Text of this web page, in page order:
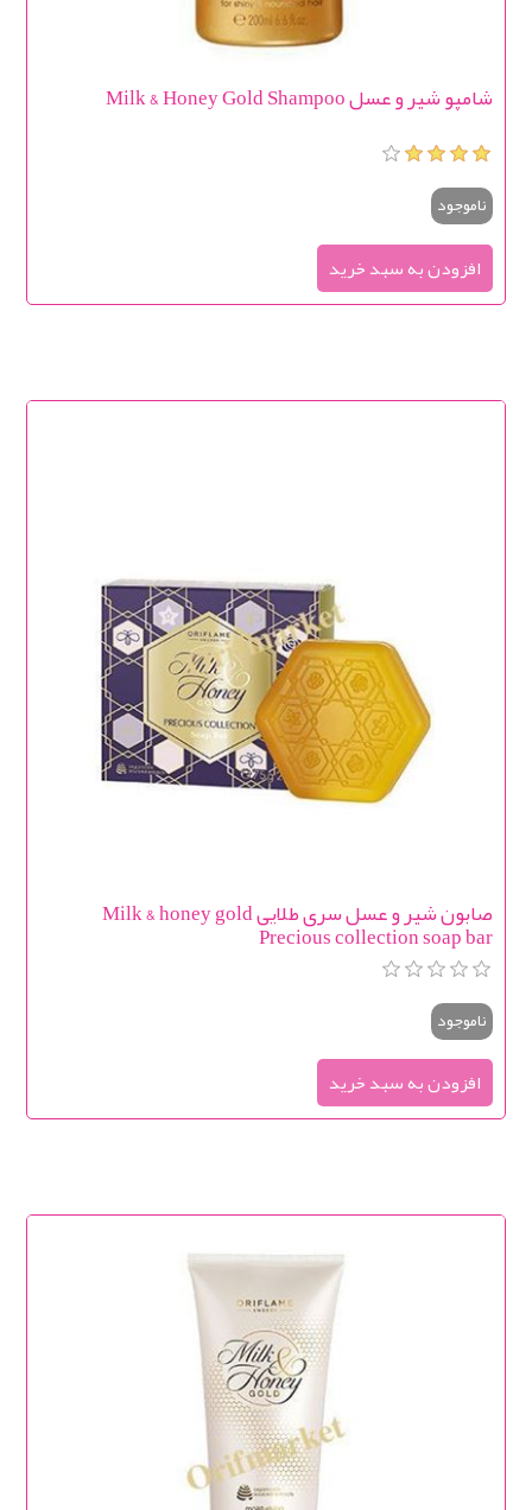
شامپو شیر و عسل Milk & Honey Gold Shampoo
ناموجود
صابون شیر و عسل سری طلایی Milk & honey gold
Precious collection soap bar
ناموجود